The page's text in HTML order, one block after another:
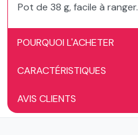
Pot de 38 g, facile à ranger.
POURQUOI L'ACHETER
CARACTÉRISTIQUES
AVIS CLIENTS